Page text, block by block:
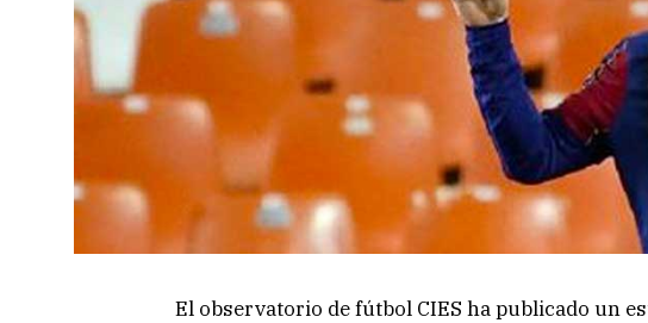
El observatorio de fútbol CIES ha publicado un